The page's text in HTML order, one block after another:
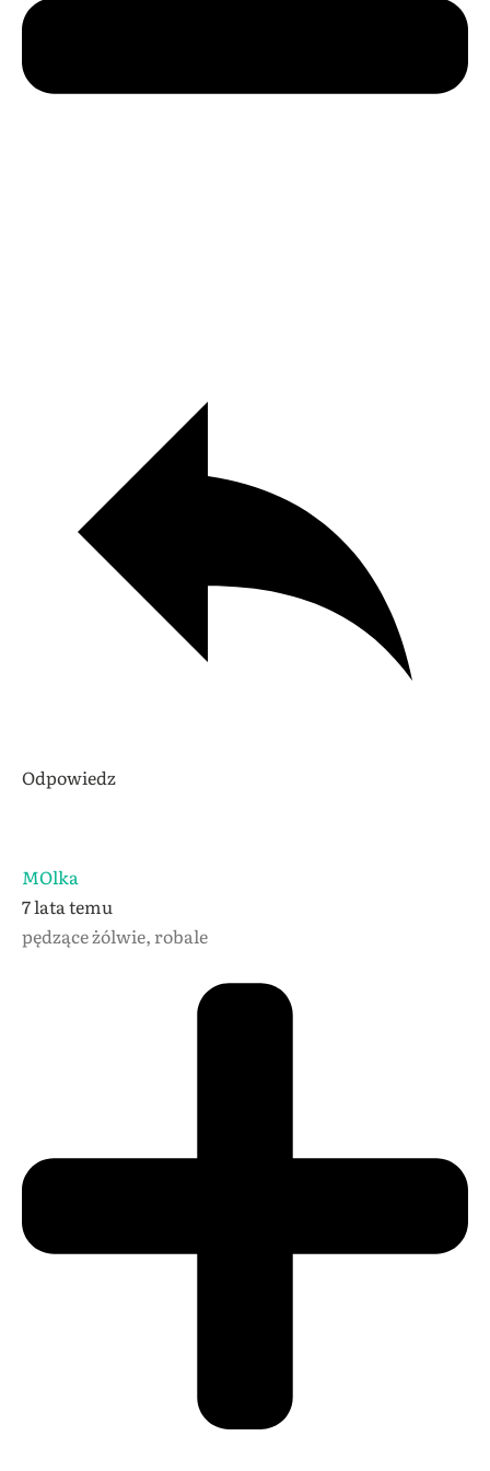
Odpowiedz
MOlka
7 lata temu
pędzące żólwie, robale